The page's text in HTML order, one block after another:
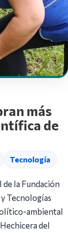
más
de
Tecnología
de la Fundación
Tecnologías
ambiental
del